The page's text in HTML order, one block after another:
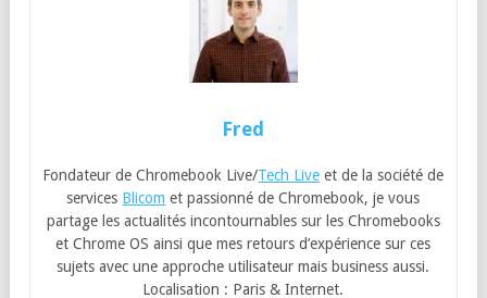
Fred
Fondateur de Chromebook Live/Tech Live et de la société de
services Blicom et passionné de Chromebook, je vous
partage les actualités incontournables sur les Chromebooks
et Chrome OS ainsi que mes retours d’expérience sur ces
sujets avec une approche utilisateur mais business aussi.
Localisation : Paris & Internet.